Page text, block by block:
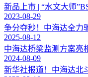
新品上市 | “水文大师
2023-08-29
争分夺秒！中海达全力
2025-08-12
中海达桥梁监测方案亮
2024-08-09
新华社报道！中海达北